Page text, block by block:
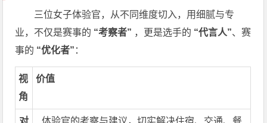
三位女子体验官，从不同维度切入，用细腻与专
业，不仅是赛事的 “考察者” ，更是选手的 “代言人”、赛
事的 “优化者” ：
视
角
价值
对
体验官的考察与建议，切实解决住宿、交通、餐